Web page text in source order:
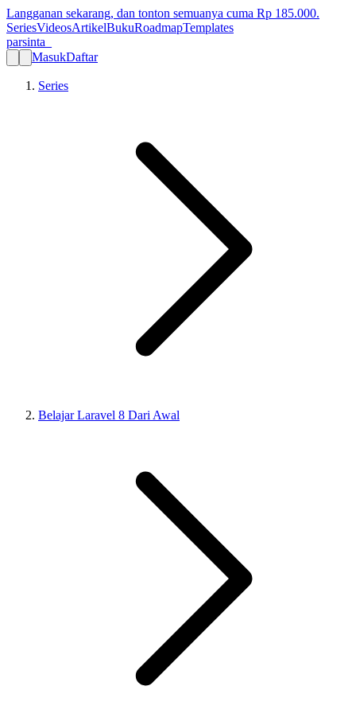
Langganan sekarang, dan tonton semuanya cuma Rp 185.000.
SeriesVideosArtikelBukuRoadmapTemplates
parsinta_
MasukDaftar
Series
Belajar Laravel 8 Dari Awal